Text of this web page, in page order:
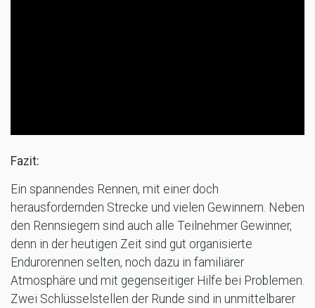
Fazit:
Ein spannendes Rennen, mit einer doch
herausfordernden Strecke und vielen Gewinnern. Neben
den Rennsiegern sind auch alle Teilnehmer Gewinner,
denn in der heutigen Zeit sind gut organisierte
Endurorennen selten, noch dazu in familiärer
Atmosphäre und mit gegenseitiger Hilfe bei Problemen.
Zwei Schlüsselstellen der Runde sind in unmittelbarer